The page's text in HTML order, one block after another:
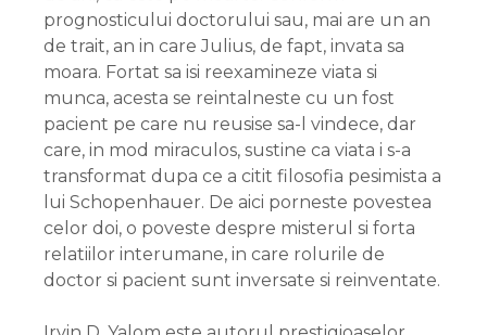
prognosticului doctorului sau, mai are un an
de trait, an in care Julius, de fapt, invata sa
moara. Fortat sa isi reexamineze viata si
munca, acesta se reintalneste cu un fost
pacient pe care nu reusise sa-l vindece, dar
care, in mod miraculos, sustine ca viata i s-a
transformat dupa ce a citit filosofia pesimista a
lui Schopenhauer. De aici porneste povestea
celor doi, o poveste despre misterul si forta
relatiilor interumane, in care rolurile de
doctor si pacient sunt inversate si reinventate.